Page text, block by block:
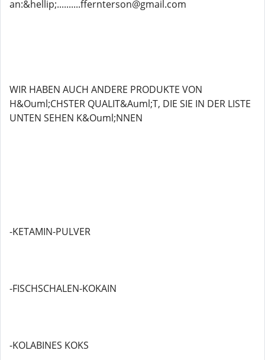
an:&hellip;..........ffernterson@gmail.com
WIR HABEN AUCH ANDERE PRODUKTE VON
H&Ouml;CHSTER QUALIT&Auml;T, DIE SIE IN DER LISTE
UNTEN SEHEN K&Ouml;NNEN
-KETAMIN-PULVER
-FISCHSCHALEN-KOKAIN
-KOLABINES KOKS